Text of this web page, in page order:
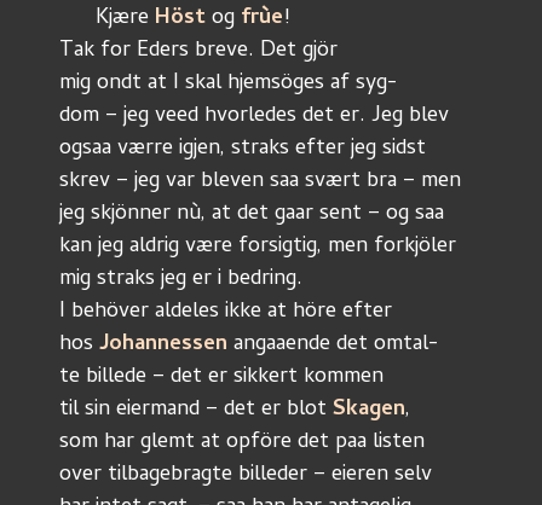
      Kjære
Höst og frùe!
Tak for Eders breve. Det gjör
mig ondt at I skal hjemsöges af syg-
dom – jeg veed hvorledes det er. Jeg blev
ogsaa værre igjen, straks efter jeg sidst
skrev – jeg var bleven saa svært bra – men
jeg skjönner nù, at det gaar sent – og saa
kan jeg aldrig være forsigtig, men forkjöler
mig straks jeg er i bedring.
I behöver aldeles ikke at höre efter
hos Johannessen angaaende det omtal-
te billede – det er sikkert kommen
til sin eiermand – det er blot Skagen,
som har glemt at opföre det paa listen
over tilbagebragte billeder – eieren selv